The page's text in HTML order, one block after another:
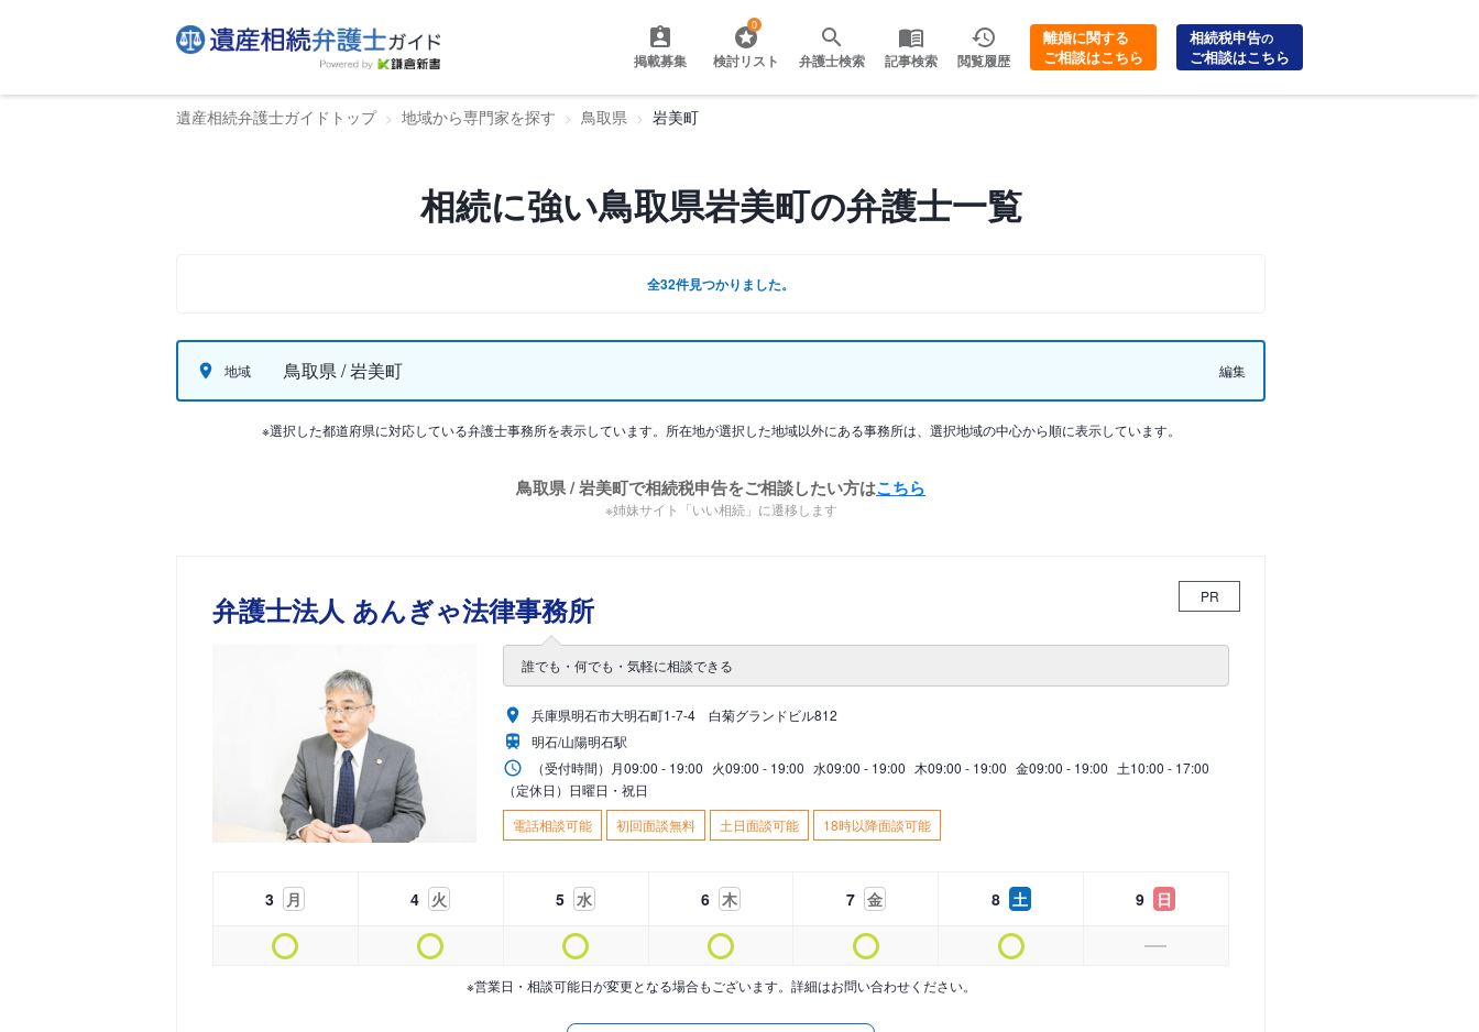
掲載募集
0
検討リスト 弁護士検索 記事検索 閲覧履歴
離婚に関する
ご相談はこちら
相続税申告の
ご相談はこちら
遺産相続弁護士ガイドトップ 地域から専門家を探す 鳥取県 岩美町
相続に強い鳥取県岩美町の弁護士一覧
全32件見つかりました。
地域 鳥取県 / 岩美町 編集
※選択した都道府県に対応している弁護士事務所を表示しています。所在地が選択した地域以外にある事務所は、選択地域の中心から順に表示しています。
鳥取県 / 岩美町で相続税申告をご相談したい方はこちら
※姉妹サイト「いい相続」に遷移します
弁護士法人 あんぎゃ法律事務所 PR
誰でも・何でも・気軽に相談できる
兵庫県明石市大明石町1-7-4 白菊グランドビル812
明石/山陽明石駅
（受付時間） 月09:00 - 19:00 火09:00 - 19:00 水09:00 - 19:00 木09:00 - 19:00 金09:00 - 19:00 土10:00 - 17:00
（定休日）日曜日・祝日
電話相談可能
初回面談無料 土日面談可能 18時以降面談可能
3 月 4 火 5 水 6 木 7 金 8 土 9 日
※営業日・相談可能日が変更となる場合もございます。詳細はお問い合わせください。